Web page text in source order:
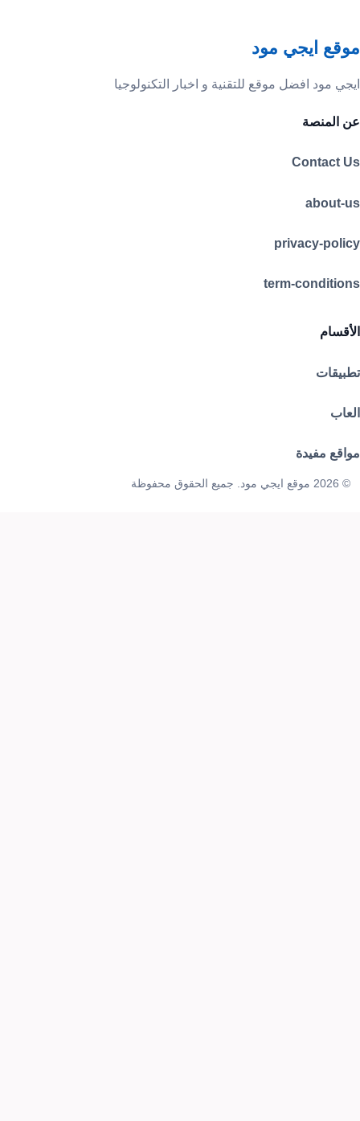
موقع ايجي مود
ايجي مود افضل موقع للتقنية و اخبار التكنولوجيا
عن المنصة
Contact Us
about-us
privacy-policy
term-conditions
الأقسام
تطبيقات
العاب
مواقع مفيدة
© 2026 موقع ايجي مود. جميع الحقوق محفوظة